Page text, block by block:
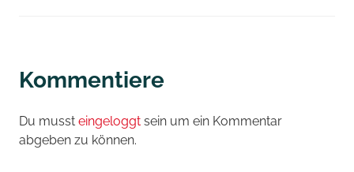
Kommentiere
Du musst eingeloggt sein um ein Kommentar
abgeben zu können.